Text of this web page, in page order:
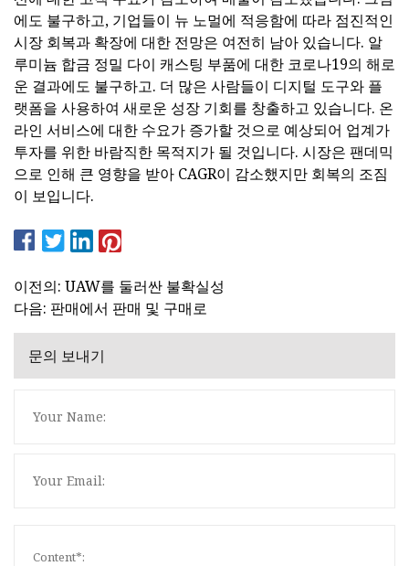
에도 불구하고, 기업들이 뉴 노멀에 적응함에 따라 점진적인
시장 회복과 확장에 대한 전망은 여전히 ​​남아 있습니다. 알
루미늄 합금 정밀 다이 캐스팅 부품에 대한 코로나19의 해로
운 결과에도 불구하고. 더 많은 사람들이 디지털 도구와 플
랫폼을 사용하여 새로운 성장 기회를 창출하고 있습니다. 온
라인 서비스에 대한 수요가 증가할 것으로 예상되어 업계가
투자를 위한 바람직한 목적지가 될 것입니다. 시장은 팬데믹
으로 인해 큰 영향을 받아 CAGR이 감소했지만 회복의 조짐
이 보입니다.
이전의: UAW를 둘러싼 불확실성
다음: 판매에서 판매 및 구매로
문의 보내기